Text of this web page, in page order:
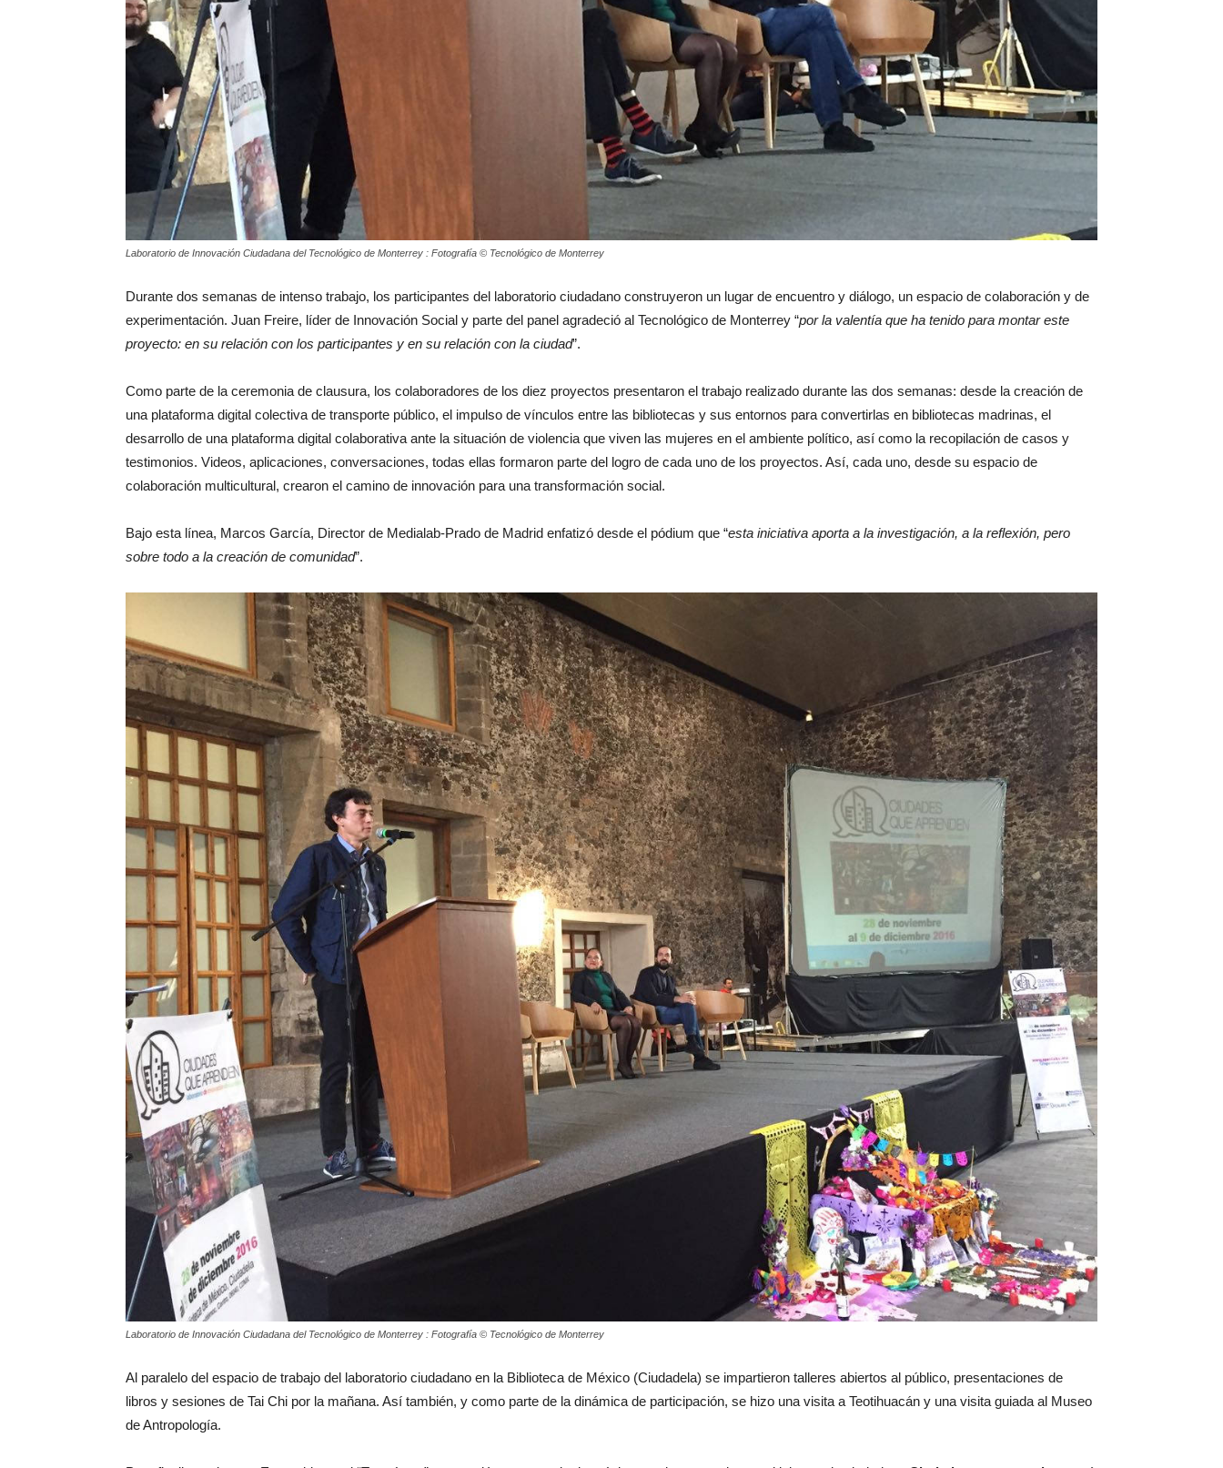
Laboratorio de Innovación Ciudadana del Tecnológico de Monterrey : Fotografía © Tecnológico de Monterrey
Durante dos semanas de intenso trabajo, los participantes del laboratorio ciudadano construyeron un lugar de encuentro y diálogo, un espacio de colaboración y de
experimentación. Juan Freire, líder de Innovación Social y parte del panel agradeció al Tecnológico de Monterrey “por la valentía que ha tenido para montar este
proyecto: en su relación con los participantes y en su relación con la ciudad”.
Como parte de la ceremonia de clausura, los colaboradores de los diez proyectos presentaron el trabajo realizado durante las dos semanas: desde la creación de
una plataforma digital colectiva de transporte público, el impulso de vínculos entre las bibliotecas y sus entornos para convertirlas en bibliotecas madrinas, el
desarrollo de una plataforma digital colaborativa ante la situación de violencia que viven las mujeres en el ambiente político, así como la recopilación de casos y
testimonios. Videos, aplicaciones, conversaciones, todas ellas formaron parte del logro de cada uno de los proyectos. Así, cada uno, desde su espacio de
colaboración multicultural, crearon el camino de innovación para una transformación social.
Bajo esta línea, Marcos García, Director de Medialab-Prado de Madrid enfatizó desde el pódium que “esta iniciativa aporta a la investigación, a la reflexión, pero
sobre todo a la creación de comunidad”.
Laboratorio de Innovación Ciudadana del Tecnológico de Monterrey : Fotografía © Tecnológico de Monterrey
Al paralelo del espacio de trabajo del laboratorio ciudadano en la Biblioteca de México (Ciudadela) se impartieron talleres abiertos al público, presentaciones de
libros y sesiones de Tai Chi por la mañana. Así también, y como parte de la dinámica de participación, se hizo una visita a Teotihuacán y una visita guiada al Museo
de Antropología.